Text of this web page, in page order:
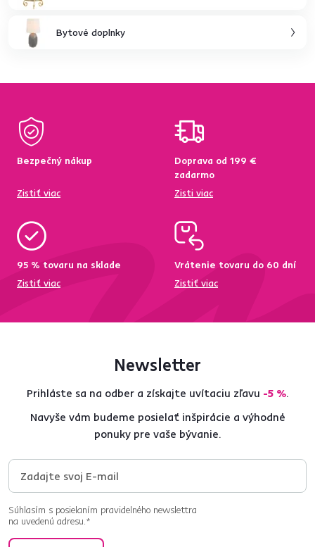
Bytové doplnky
Bezpečný nákup
Zistiť viac
Doprava od 199 €
zadarmo
Zisti viac
95 % tovaru na sklade
Zistiť viac
Vrátenie tovaru do 60 dní
Zistiť viac
Newsletter
Prihláste sa na odber a získajte uvítaciu zľavu -5 %.
Navyše vám budeme posielať inšpirácie a výhodné
ponuky pre vaše bývanie.
Súhlasím s posielaním pravidelného newslettra
na uvedenú adresu.*